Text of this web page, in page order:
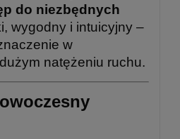
do niezbędnych
wygodny i intuicyjny –
w
natężeniu ruchu.